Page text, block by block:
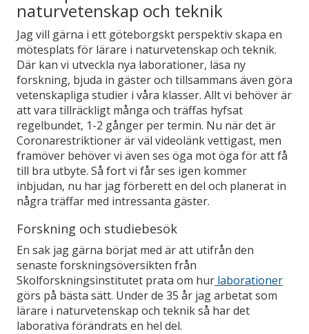
naturvetenskap och teknik
Jag vill gärna i ett göteborgskt perspektiv skapa en
mötesplats för lärare i naturvetenskap och teknik.
Där kan vi utveckla nya laborationer, läsa ny
forskning, bjuda in gäster och tillsammans även göra
vetenskapliga studier i våra klasser. Allt vi behöver är
att vara tillräckligt många och träffas hyfsat
regelbundet, 1-2 gånger per termin. Nu när det är
Coronarestriktioner är väl videolänk vettigast, men
framöver behöver vi även ses öga mot öga för att få
till bra utbyte. Så fort vi får ses igen kommer
inbjudan, nu har jag förberett en del och planerat in
några träffar med intressanta gäster.
Forskning och studiebesök
En sak jag gärna börjat med är att utifrån den
senaste forskningsöversikten från
Skolforskningsinstitutet prata om hur laborationer
görs på bästa sätt. Under de 35 år jag arbetat som
lärare i naturvetenskap och teknik så har det
laborativa förändrats en hel del.